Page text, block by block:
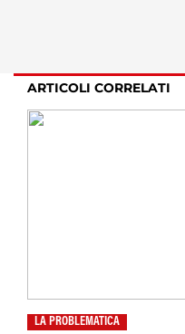
ARTICOLI CORRELATI
LA PROBLEMATICA